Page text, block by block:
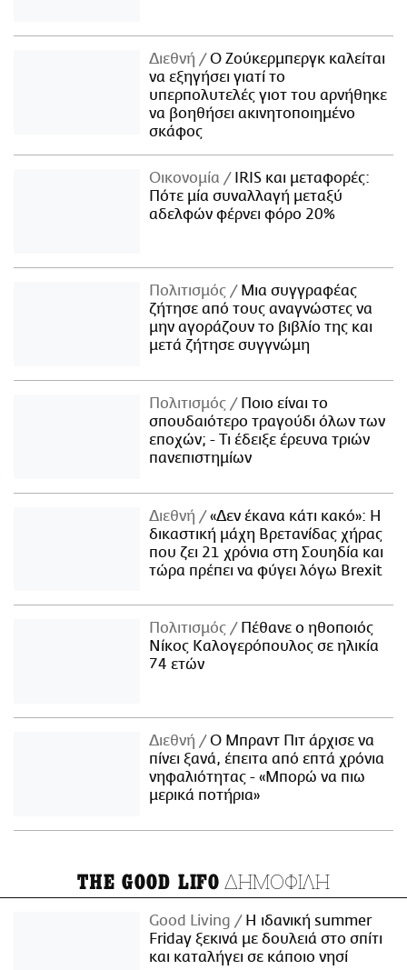
Διεθνή
Ο Ζούκερμπεργκ καλείται
να εξηγήσει γιατί το
υπερπολυτελές γιοτ του αρνήθηκε
να βοηθήσει ακινητοποιημένο
σκάφος
Οικονομία
IRIS και μεταφορές:
Πότε μία συναλλαγή μεταξύ
αδελφών φέρνει φόρο 20%
Πολιτισμός
Μια συγγραφέας
ζήτησε από τους αναγνώστες να
μην αγοράζουν το βιβλίο της και
μετά ζήτησε συγγνώμη
Πολιτισμός
Ποιο είναι το
σπουδαιότερο τραγούδι όλων των
εποχών; - Τι έδειξε έρευνα τριών
πανεπιστημίων
Διεθνή
«Δεν έκανα κάτι κακό»: Η
δικαστική μάχη Βρετανίδας χήρας
που ζει 21 χρόνια στη Σουηδία και
τώρα πρέπει να φύγει λόγω Brexit
Πολιτισμός
Πέθανε ο ηθοποιός
Νίκος Καλογερόπουλος σε ηλικία
74 ετών
Διεθνή
Ο Μπραντ Πιτ άρχισε να
πίνει ξανά, έπειτα από επτά χρόνια
νηφαλιότητας - «Μπορώ να πιω
μερικά ποτήρια»
THE GOOD LIFO ΔΗΜΟΦΙΛΗ
Good Living
Η ιδανική summer
Friday ξεκινά με δουλειά στο σπίτι
και καταλήγει σε κάποιο νησί